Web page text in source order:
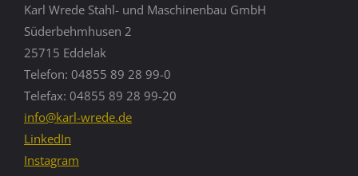
Karl Wrede Stahl- und Maschinenbau GmbH
Süderbehmhusen 2
25715 Eddelak
Telefon: 04855 89 28 99-0
Telefax: 04855 89 28 99-20
info@karl-wrede.de
LinkedIn
Instagram